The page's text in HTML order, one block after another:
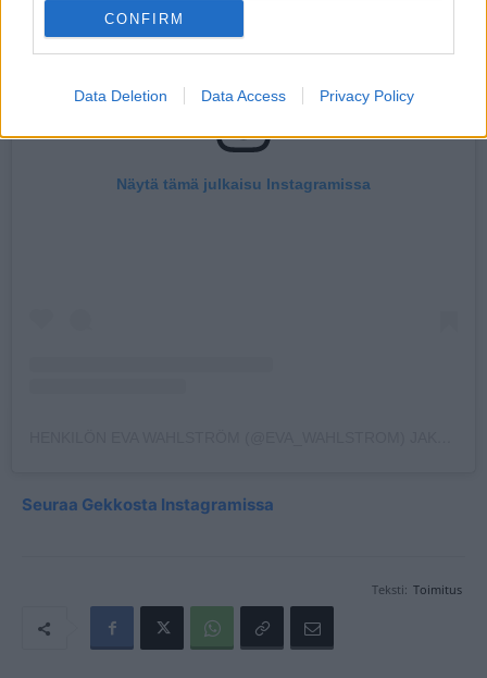
CONFIRM
Data Deletion Data Access Privacy Policy
Näytä tämä julkaisu Instagramissa
Seuraa Gekkosta Instagramissa
Teksti: Toimitus